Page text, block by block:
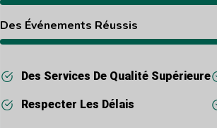
Des Événements Réussis
Des Services De Qualité Supérieure
Respecter Les Délais